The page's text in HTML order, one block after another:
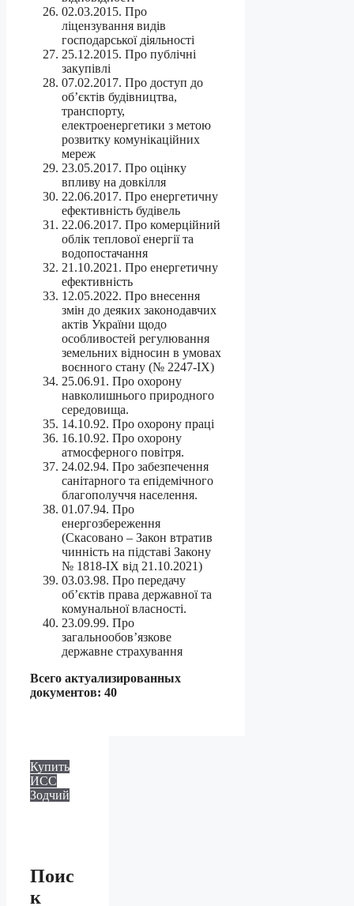
02.03.2015. Про
ліцензування видів
господарської діяльності
25.12.2015. Про публічні
закупівлі
07.02.2017. Про доступ до
об’єктів будівництва,
транспорту,
електроенергетики з метою
розвитку комунікаційних
мереж
23.05.2017. Про оцінку
впливу на довкілля
22.06.2017. Про енергетичну
ефективність будівель
22.06.2017. Про комерційний
облік теплової енергії та
водопостачання
21.10.2021. Про енергетичну
ефективність
12.05.2022. Про внесення
змін до деяких законодавчих
актів України щодо
особливостей регулювання
земельних відносин в умовах
воєнного стану (№ 2247-IX)
25.06.91. Про охорону
навколишнього природного
середовища.
14.10.92. Про охорону праці
16.10.92. Про охорону
атмосферного повітря.
24.02.94. Про забезпечення
санітарного та епідемічного
благополуччя населення.
01.07.94. Про
енергозбереження
(Скасовано – Закон втратив
чинність на підставі Закону
№ 1818-IX від 21.10.2021)
03.03.98. Про передачу
об’єктів права державної та
комунальної власності.
23.09.99. Про
загальнообов’язкове
державне страхування
Всего актуализированных
документов: 40
Купить
ИСС
Зодчий
Поис
к